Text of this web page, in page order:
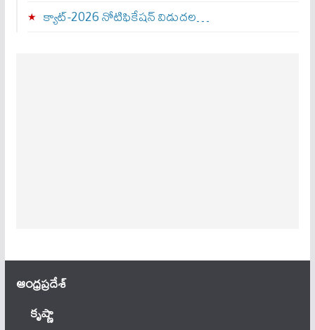
క్యాట్-2026 నోటిఫికేషన్ విడుదల…
ఆంధ్ర‌ప్ర‌దేశ్
కృష్ణా